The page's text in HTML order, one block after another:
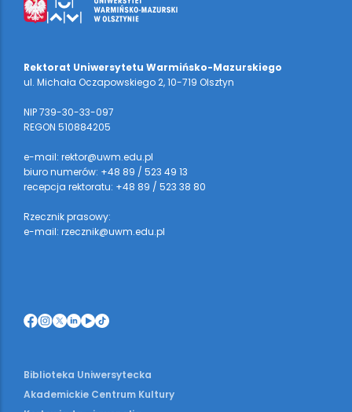
Rektorat Uniwersytetu Warmińsko-Mazurskiego
ul. Michała Oczapowskiego 2, 10-719 Olsztyn
NIP 739-30-33-097
REGON 510884205
e-mail: rektor@uwm.edu.pl
biuro numerów: +48 89 / 523 49 13
recepcja rektoratu: +48 89 / 523 38 80
Rzecznik prasowy:
e-mail: rzecznik@uwm.edu.pl
Biblioteka Uniwersytecka
Akademickie Centrum Kultury